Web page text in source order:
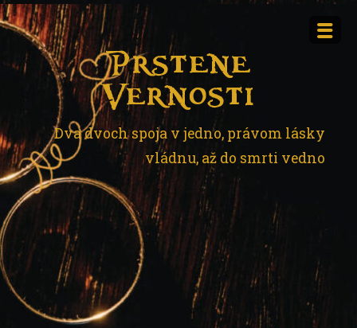
Skip
to
content
Prstene
Vernosti
Dva dvoch spoja v jedno, právom lásky
vládnu, až do smrti vedno